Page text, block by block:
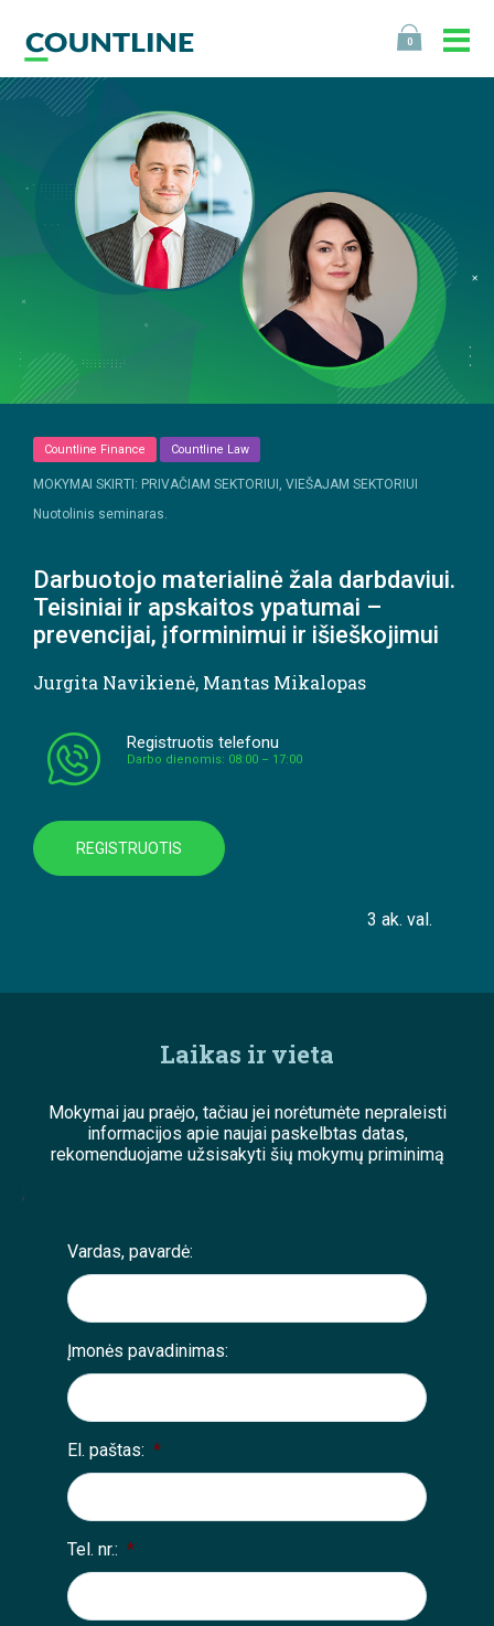
0
Countline Finance Countline Law
MOKYMAI SKIRTI: PRIVAČIAM SEKTORIUI, VIEŠAJAM SEKTORIUI
Nuotolinis seminaras.
Darbuotojo materialinė žala darbdaviui.
Teisiniai ir apskaitos ypatumai –
prevencijai, įforminimui ir išieškojimui
Jurgita Navikienė, Mantas Mikalopas
Registruotis telefonu
Darbo dienomis: 08:00 – 17:00
REGISTRUOTIS
3 ak. val.
Laikas ir vieta
Mokymai jau praėjo, tačiau jei norėtumėte nepraleisti
informacijos apie naujai paskelbtas datas,
rekomenduojame užsisakyti šių mokymų priminimą
;
Vardas, pavardė:
Įmonės pavadinimas:
El. paštas: *
Tel. nr.: *